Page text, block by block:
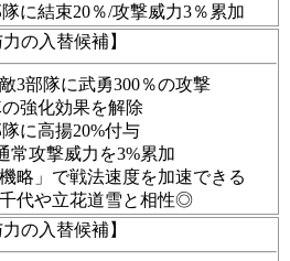
に結束20％/攻撃威力3％累加
力の入替候補】
3部隊に武勇300％の攻撃
の強化効果を解除
に高揚20%付与
常攻撃威力を3%累加
機略」で戦法速度を加速できる
千代や立花道雪と相性◎
力の入替候補】